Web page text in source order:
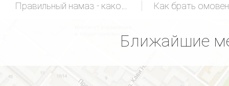
Правильный намаз - какой он? Как брать
Ближайшие